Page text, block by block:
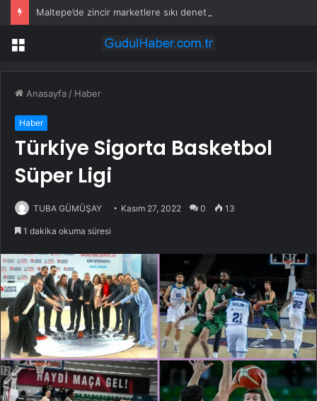
Maltepe’de zincir marketlere sıkı denetim
Menü
Anasayfa / Haber
Haber
Türkiye Sigorta Basketbol
Süper Ligi
TUBA GÜMÜŞAY Kasım 27, 2022 0 13
1 dakika okuma süresi